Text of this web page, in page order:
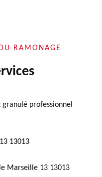
RAMONAGE
professionnel
13013
Marseille 13 13013